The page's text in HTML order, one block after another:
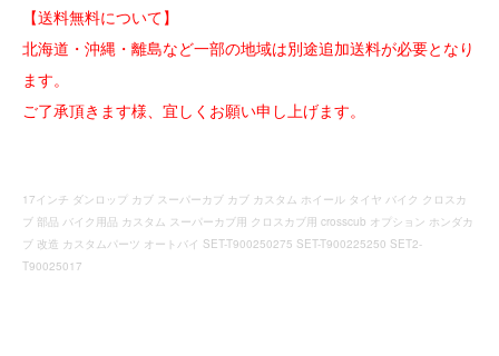
【送料無料について】
北海道・沖縄・離島など一部の地域は別途追加送料が必要となり
ます。
ご了承頂きます様、宜しくお願い申し上げます。
17インチ ダンロップ カブ スーパーカブ カブ カスタム ホイール タイヤ バイク クロスカ
ブ 部品 バイク用品 カスタム スーパーカブ用 クロスカブ用 crosscub オプション ホンダカ
ブ 改造 カスタムパーツ オートバイ SET-T900250275 SET-T900225250 SET2-
T90025017